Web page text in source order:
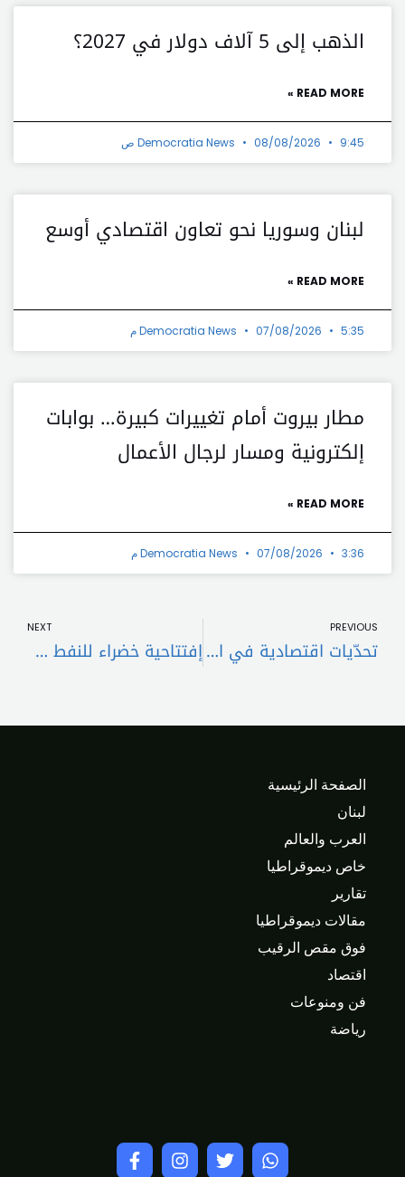
الذهب إلى 5 آلاف دولار في 2027؟
READ MORE »
Democratia News 08/08/2026 9:45 ص
لبنان وسوريا نحو تعاون اقتصادي أوسع
READ MORE »
Democratia News 07/08/2026 5:35 م
مطار بيروت أمام تغييرات كبيرة… بوابات
إلكترونية ومسار لرجال الأعمال
READ MORE »
Democratia News 07/08/2026 3:36 م
PREVIOUS
تحدّيات اقتصادية في العام 2025
NEXT
إفتتاحية خضراء للنفط في أوّل أيام 2025
الصفحة الرئيسية
لبنان
العرب والعالم
خاص ديموقراطيا
تقارير
مقالات ديموقراطيا
فوق مقص الرقيب
اقتصاد
فن ومنوعات
رياضة